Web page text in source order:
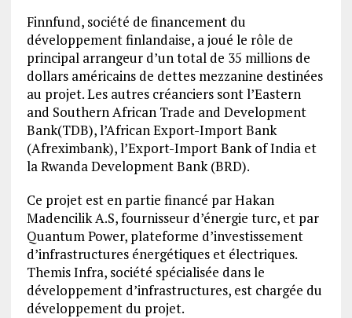
Finnfund, société de financement du
développement finlandaise, a joué le rôle de
principal arrangeur d’un total de 35 millions de
dollars américains de dettes mezzanine destinées
au projet. Les autres créanciers sont l’Eastern
and Southern African Trade and Development
Bank(TDB), l’African Export-Import Bank
(Afreximbank), l’Export-Import Bank of India et
la Rwanda Development Bank (BRD).
Ce projet est en partie financé par Hakan
Madencilik A.S, fournisseur d’énergie turc, et par
Quantum Power, plateforme d’investissement
d’infrastructures énergétiques et électriques.
Themis Infra, société spécialisée dans le
développement d’infrastructures, est chargée du
développement du projet.